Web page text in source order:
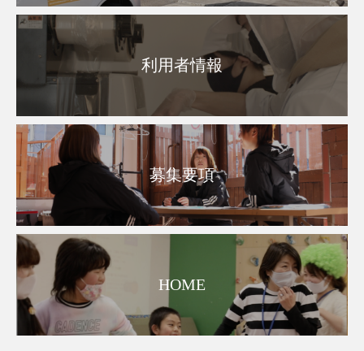
利用者情報
募集要項
HOME